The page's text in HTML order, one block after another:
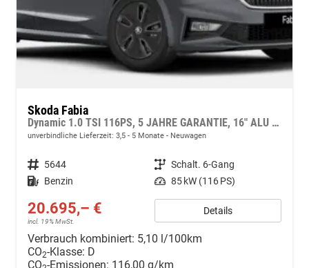
Skoda Fabia
Dynamic 1.0 TSI 116PS, 5 JAHRE GARANTIE, 16" ALU schwarz, Sportfahrwerk, SunSet, Parksensoren vo/hi, Kamera, Kessy, Alarm, Toter-Winkel, Virtual Cockpit 10", LED-Scheinwerfer, M-Lederlenkrad beheizt, NSW Sitzheizung, Tempomat, Climatronic, Radio 8"+Smartlink
unverbindliche Lieferzeit: 3,5 - 5 Monate Neuwagen
Fahrzeugnr. 5644 Getriebe Schalt. 6-Gang
Kraftstoff Benzin Leistung 85 kW (116 PS)
20.695,– €
incl. 19% MwSt.
Details
Verbrauch kombiniert: 5,10 l/100km
CO2-Klasse: D
CO -Emissionen: 116,00 g/km